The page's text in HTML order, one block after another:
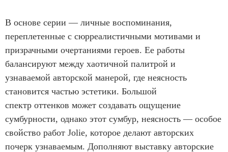
В основе серии — личные воспоминания,
переплетенные с сюрреалистичными мотивами и
призрачными очертаниями героев. Ее работы
балансируют между хаотичной палитрой и
узнаваемой авторской манерой, где неясность
становится частью эстетики. Большой
спектр оттенков может создавать ощущение
сумбурности, однако этот сумбур, неясность — особое
свойство работ Jolie, которое делают авторских
почерк узнаваемым. Дополняют выставку авторские